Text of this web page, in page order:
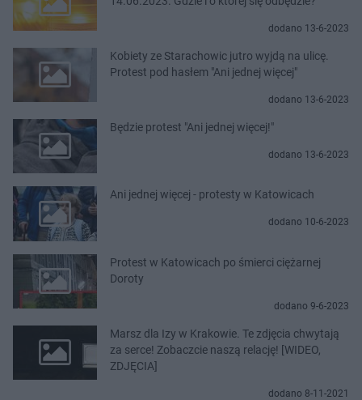
dodano 13-6-2023
Kobiety ze Starachowic jutro wyjdą na ulicę.
Protest pod hasłem "Ani jednej więcej"
dodano 13-6-2023
Będzie protest "Ani jednej więcej!"
dodano 13-6-2023
Ani jednej więcej - protesty w Katowicach
dodano 10-6-2023
Protest w Katowicach po śmierci ciężarnej
Doroty
dodano 9-6-2023
Marsz dla Izy w Krakowie. Te zdjęcia chwytają
za serce! Zobaczcie naszą relację! [WIDEO,
ZDJĘCIA]
dodano 8-11-2021